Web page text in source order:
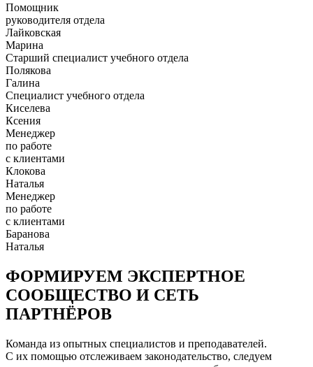
Помощник
руководителя отдела
Лайковская
Марина
Старший специалист учебного отдела
Полякова
Галина
Специалист учебного отдела
Киселева
Ксения
Менеджер
по работе
с клиентами
Клокова
Наталья
Менеджер
по работе
с клиентами
Баранова
Наталья
ФОРМИРУЕМ ЭКСПЕРТНОЕ
СООБЩЕСТВО И СЕТЬ
ПАРТНЁРОВ
Команда из опытных специалистов и преподавателей.
С их помощью отслеживаем законодательство, следуем